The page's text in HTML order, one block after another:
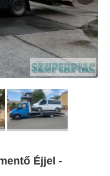
Éjjel -